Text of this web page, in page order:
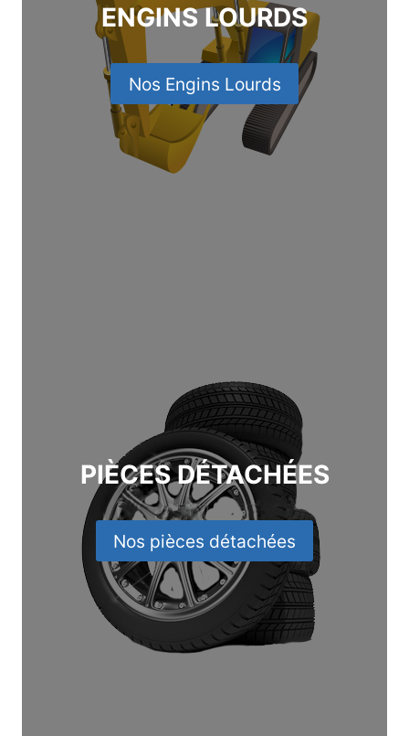
ENGINS LOURDS
Nos Engins Lourds
PIÈCES DÉTACHÉES
Nos pièces détachées